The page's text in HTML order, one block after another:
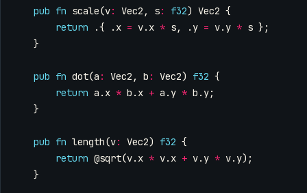
pub fn scale(v: Vec2 , s: f32) Vec2 {
return
.{ . x = v. x * s, . y = v. y * s };
}
pub fn dot(a : Vec2 , b : Vec2) f32 {
return a . x * b . x + a . y * b . y;
}
pub fn length(v: Vec2) f32 {
return @sqrt(v. x * v. x + v. y * v. y);
}